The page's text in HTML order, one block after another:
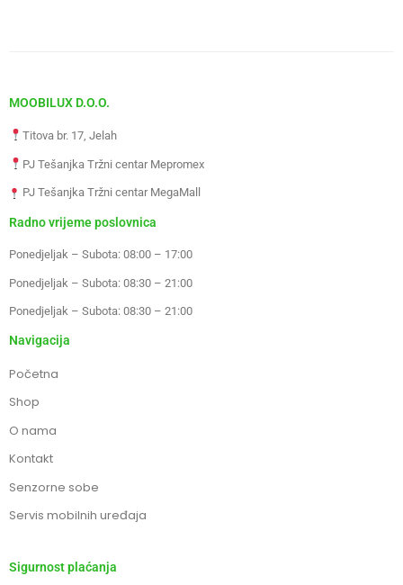
MOOBILUX D.O.O.
Titova br. 17, Jelah
PJ Tešanjka Tržni centar Mepromex
PJ Tešanjka Tržni centar MegaMall
Radno vrijeme poslovnica
Ponedjeljak – Subota: 08:00 – 17:00
Ponedjeljak – Subota: 08:30 – 21:00
Ponedjeljak – Subota: 08:30 – 21:00
Navigacija
Početna
Shop
O nama
Kontakt
Senzorne sobe
Servis mobilnih uređaja
Sigurnost plaćanja